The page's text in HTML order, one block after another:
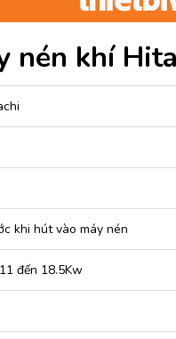
nén khí
khi hút vào máy nén
đến 18.5Kw